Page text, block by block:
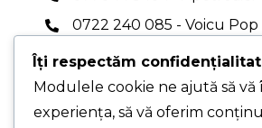
0722 240 085 - Voicu
0767 409 696
PROGRAM DE LUCRU:
Îți respectăm
Modulele cookie ne ajută să
experiența, să vă oferim